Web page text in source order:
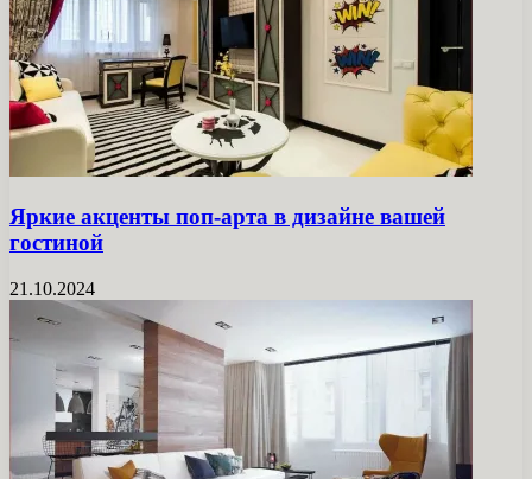
Яркие акценты поп-арта в дизайне вашей
гостиной
21.10.2024